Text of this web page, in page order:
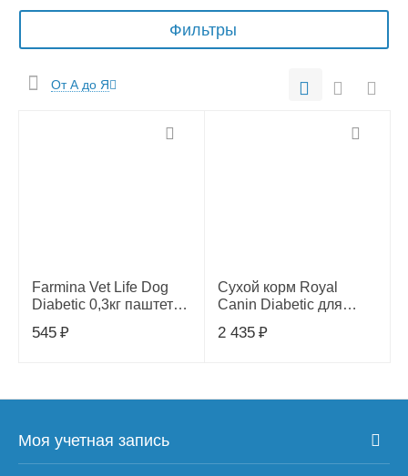
Фильтры
От А до Я
Farmina Vet Life Dog
Diabetic 0,3кг паштет
106374
545 ₽
Сухой корм Royal
Canin Diabetic для
сахарном диабете, 1,5
2 435 ₽
Моя учетная запись